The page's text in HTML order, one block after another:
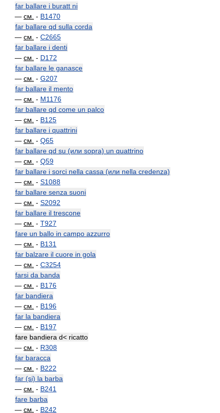
far ballare i buratt ni
— см. - B1470
far ballare qd sulla corda
— см. - C2665
far ballare i denti
— см. - D172
far ballare le ganasce
— см. - G207
far ballare il mento
— см. - M1176
far ballare qd come un palco
— см. - B125
far ballare i quattrini
— см. - Q65
far ballare qd su (или sopra) un quattrino
— см. - Q59
far ballare i sorci nella cassa (или nella credenza)
— см. - S1088
far ballare senza suoni
— см. - S2092
far ballare il trescone
— см. - T927
fare un ballo in campo azzurro
— см. - B131
far balzare il cuore in gola
— см. - C3254
farsi da banda
— см. - B176
far bandiera
— см. - B196
far la bandiera
— см. - B197
fare bandiera d< ricatto
— см. - R308
far baracca
— см. - B222
far (si) la barba
— см. - B241
fare barba
— см. - B242